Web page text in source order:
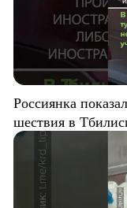
Россиянка
шествия в